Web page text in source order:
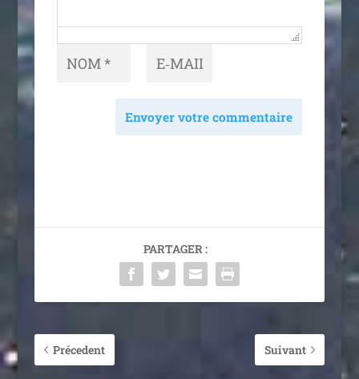
Envoyer votre commentaire
PARTAGER :
Précedent Suivant